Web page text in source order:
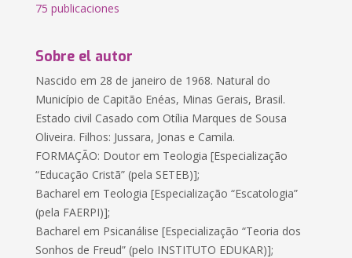
75 publicaciones
Sobre el autor
Nascido em 28 de janeiro de 1968. Natural do
Município de Capitão Enéas, Minas Gerais, Brasil.
Estado civil Casado com Otília Marques de Sousa
Oliveira. Filhos: Jussara, Jonas e Camila.
FORMAÇÃO: Doutor em Teologia [Especialização
“Educação Cristã” (pela SETEB)];
Bacharel em Teologia [Especialização “Escatologia”
(pela FAERPI)];
Bacharel em Psicanálise [Especialização “Teoria dos
Sonhos de Freud” (pelo INSTITUTO EDUKAR)];